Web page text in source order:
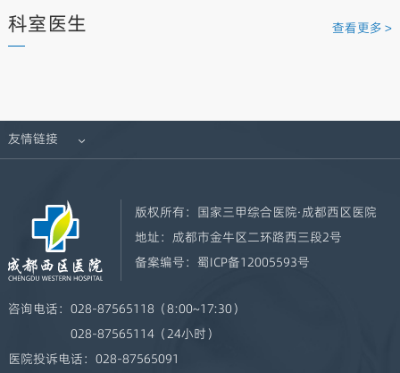
科室医生 查看更多 >
友情链接 
版权所有： 国家三甲综合医院·成都西区医院
地址： 成都市金牛区二环路西三段2号
备案编号： 蜀ICP备12005593号
咨询电话： 028-87565118（8:00~17:30）
028-87565114（24小时）
医院投诉电话： 028-87565091